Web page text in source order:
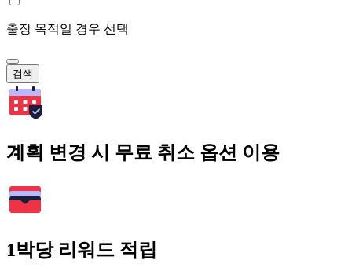
출장 목적일 경우 선택
검색
계획 변경 시 무료 취소 옵션 이용
1박당 리워드 적립